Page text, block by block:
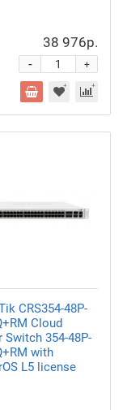
38 976р.
+
-
CRS354-48P-
Cloud
Switch 354-48P-
with
L5 license